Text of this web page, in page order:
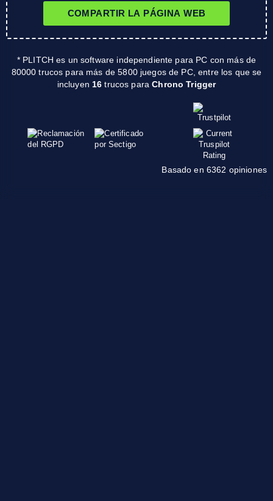
COMPARTIR LA PÁGINA WEB
* PLITCH es un software independiente para PC con más de
80000 trucos para más de 5800 juegos de PC, entre los que se
incluyen 16 trucos paraChrono Trigger
Basado en 6362 opiniones